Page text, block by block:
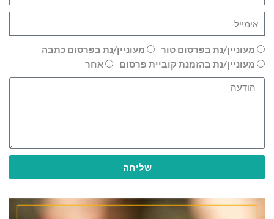
מעוניין/נת בפרסום טור
מעוניין/נת בפרסום כתבה
מעוניין/נת בהזמנת קוביית פרסום
אחר
שליחה